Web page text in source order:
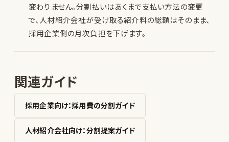
変わりません。分割払いはあくまで支払い方法の変更
で、人材紹介会社が受け取る紹介料の総額はそのまま、
採用企業側の月次負担を下げます。
関連ガイド
採用企業向け：採用費の分割ガイド
人材紹介会社向け：分割提案ガイド